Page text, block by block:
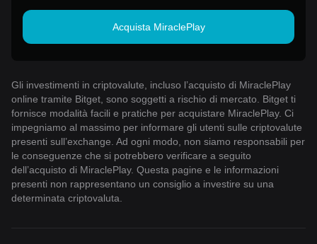
Acquista MiraclePlay
Gli investimenti in criptovalute, incluso l’acquisto di MiraclePlay
online tramite Bitget, sono soggetti a rischio di mercato. Bitget ti
fornisce modalità facili e pratiche per acquistare MiraclePlay. Ci
impegniamo al massimo per informare gli utenti sulle criptovalute
presenti sull’exchange. Ad ogni modo, non siamo responsabili per
le conseguenze che si potrebbero verificare a seguito
dell’acquisto di MiraclePlay. Questa pagine e le informazioni
presenti non rappresentano un consiglio a investire su una
determinata criptovaluta.